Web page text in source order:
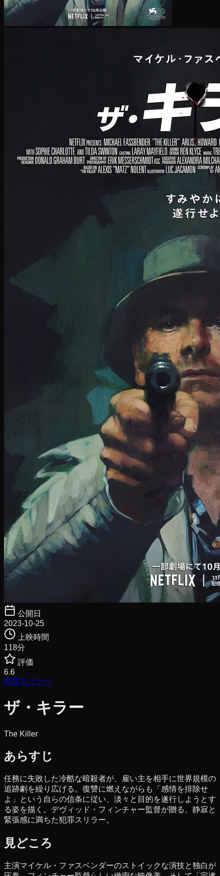
公開日
2023-10-25
上映時間
118分
評価
6.6
犯罪スリラー
ザ・キラー
The Killer
あらすじ
任務に失敗した冷酷な暗殺者が、雇い主を相手に世界規模の
追跡劇を繰り広げる。復讐に燃えながらも「感情を排除せ
よ」という自らの信条に従い、淡々と目的を遂行しようとす
る姿を描く。デヴィッド・フィンチャー監督が贈る、静寂と
緊張感に満ちた犯罪スリラー。
見どころ
主演マイケル・ファスベンダーのストイックな演技と独白が